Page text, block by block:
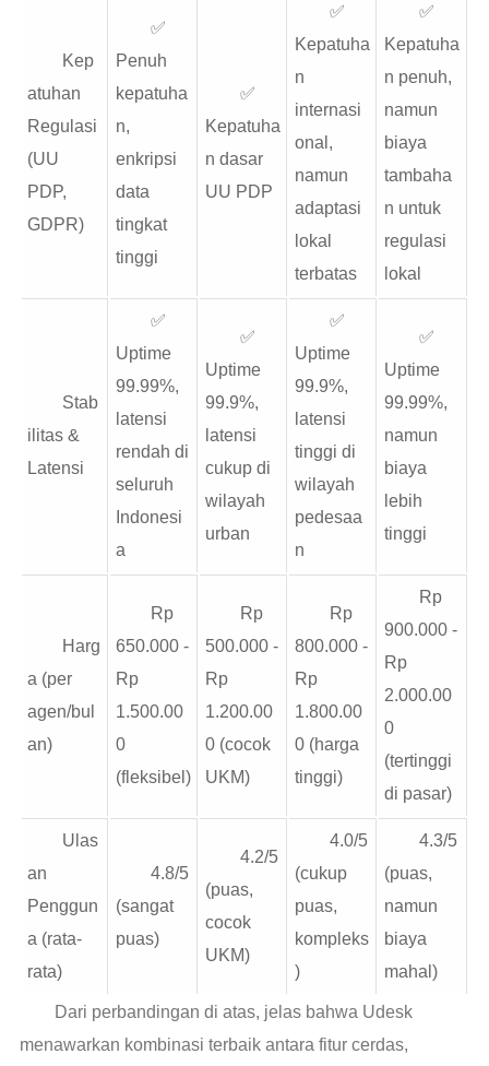
Kep
atuhan
Regulasi
(UU
PDP,
GDPR)
✅
Penuh
kepatuha
n,
enkripsi
data
tingkat
tinggi
✅
Kepatuha
n dasar
UU PDP
✅
Kepatuha
n
internasi
onal,
namun
adaptasi
lokal
terbatas
✅
Kepatuha
n penuh,
namun
biaya
tambaha
n untuk
regulasi
lokal
Stab
ilitas &
Latensi
✅
Uptime
99.99%,
latensi
rendah di
seluruh
Indonesi
a
✅
Uptime
99.9%,
latensi
cukup di
wilayah
urban
✅
Uptime
99.9%,
latensi
tinggi di
wilayah
pedesaa
n
✅
Uptime
99.99%,
namun
biaya
lebih
tinggi
Harg
a (per
agen/bul
an)
Rp
650.000 -
Rp
1.500.00
0
(fleksibel)
Rp
500.000 -
Rp
1.200.00
0 (cocok
UKM)
Rp
800.000 -
Rp
1.800.00
0 (harga
tinggi)
Rp
900.000 -
Rp
2.000.00
0
(tertinggi
di pasar)
Ulas
an
Penggun
a (rata-
rata)
4.8/5
(sangat
puas)
4.2/5
(puas,
cocok
UKM)
4.0/5
(cukup
puas,
kompleks
)
4.3/5
(puas,
namun
biaya
mahal)
Dari perbandingan di atas, jelas bahwa Udesk
menawarkan kombinasi terbaik antara fitur cerdas,